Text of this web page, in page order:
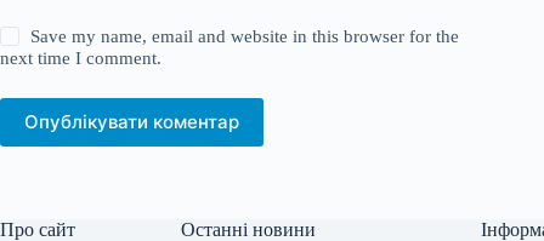
Save my name, email and website in this browser for the
next time I comment.
Опублікувати коментар
Про сайт Останні новини